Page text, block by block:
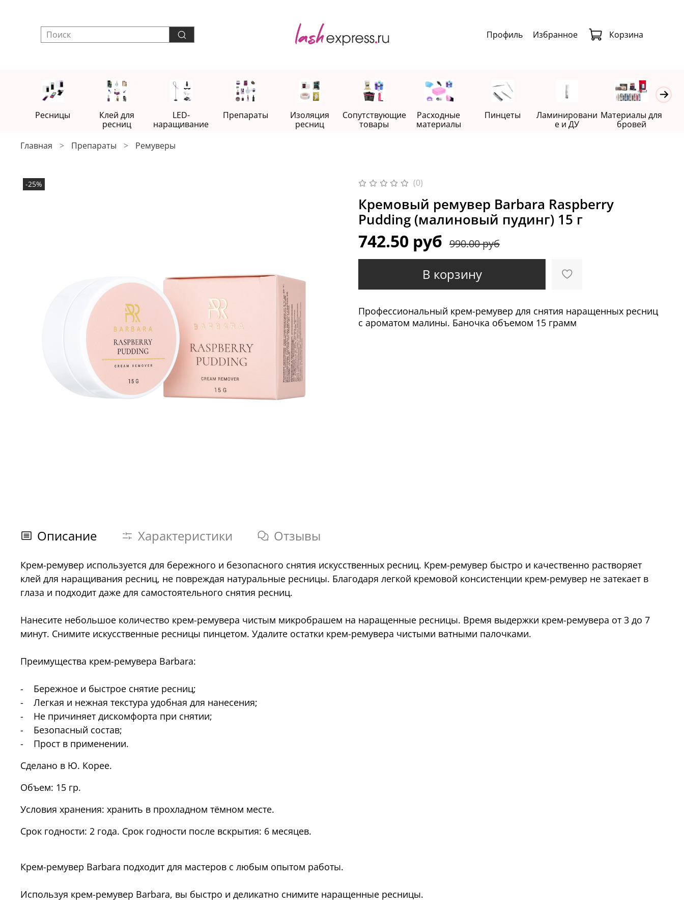
Профиль Избранное Корзина
Ресницы
Клей для
ресниц
LED-
наращивание
Препараты
Изоляция
ресниц
Сопутствующие
товары
Расходные
материалы
Пинцеты
Ламинировани
е и ДУ
Материалы для
бровей
Главная Препараты Ремуверы
-25% (0)
Кремовый ремувер Barbara Raspberry
Pudding (малиновый пудинг) 15 г
742.50 руб 990.00 руб
В корзину
Профессиональный крем-ремувер для снятия наращенных ресниц
с ароматом малины. Баночка объемом 15 грамм
Описание Характеристики Отзывы
Крем-ремувер используется для бережного и безопасного снятия искусственных ресниц. Крем-ремувер быстро и качественно растворяет
клей для наращивания ресниц, не повреждая натуральные ресницы. Благодаря легкой кремовой консистенции крем-ремувер не затекает в
глаза и подходит даже для самостоятельного снятия ресниц.
Нанесите небольшое количество крем-ремувера чистым микробрашем на наращенные ресницы. Время выдержки крем-ремувера от 3 до 7
минут. Снимите искусственные ресницы пинцетом. Удалите остатки крем-ремувера чистыми ватными палочками.
Преимущества крем-ремувера Barbara:
- Бережное и быстрое снятие ресниц;
- Легкая и нежная текстура удобная для нанесения;
- Не причиняет дискомфорта при снятии;
- Безопасный состав;
- Прост в применении.
Сделано в Ю. Корее.
Объем: 15 гр.
Условия хранения: хранить в прохладном тёмном месте.
Срок годности: 2 года. Срок годности после вскрытия: 6 месяцев.
Крем-ремувер Barbara подходит для мастеров с любым опытом работы.
Используя крем-ремувер Barbara, вы быстро и деликатно снимите наращенные ресницы.